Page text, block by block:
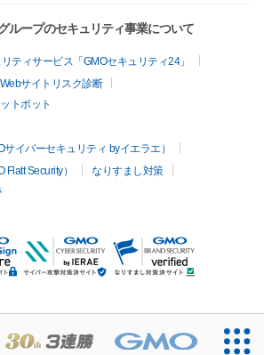
ループのセキュリティ事業について
ティサービス「GMOセキュリティ24」
Webサイトリスク診断
トボット
イバーセキュリティ byイエラエ）
Security）
なりすまし対策